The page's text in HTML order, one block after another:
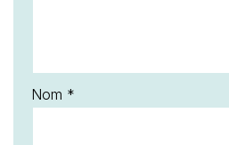
Nom *